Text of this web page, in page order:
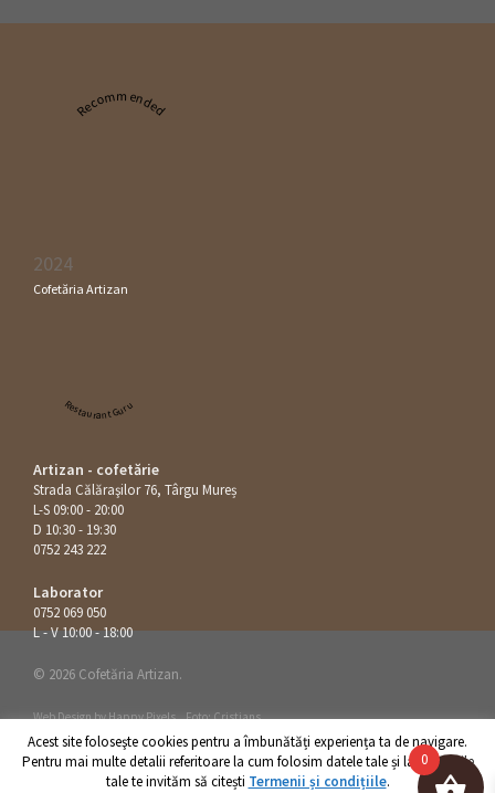
Recommended
2024
Cofetăria Artizan
Restaurant Guru
Artizan - cofetărie
Strada Călăraşilor 76, Târgu Mureș
L-S 09:00 - 20:00
D 10:30 - 19:30
0752 243 222
Laborator
0752 069 050
L - V 10:00 - 18:00
© 2026 Cofetăria Artizan.
Web Design byHappy Pixels.Foto: Cristians
Acest site foloseşte cookies pentru a îmbunătăți experiența ta de navigare.
Pentru mai multe detalii referitoare la cum folosim datele tale și la drepturile
tale te invităm să citești Termenii și condițiile.
0